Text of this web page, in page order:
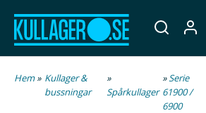
Hem» Kullager &
bussningar
»
Spårkullager
»Serie
61900 /
6900